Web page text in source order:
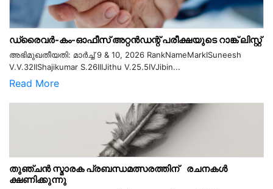
ഡ്രൈവർ-കം-ഓഫീസ് അറ്റൻഡന്റ് പരീക്ഷയുടെ റാങ്ക് ലിസ്റ്റ്
അഭിമുഖതീയതി: മാർച്ച് 9 & 10, 2026 RankNameMarkISuneesh
V.V.32IIShajikumar S.26IIIJithu V.25.5IVJibin...
Read More
തുഞ്ചൻ സ്മാരക പ്രബന്ധമത്സരത്തിന് രചനകൾ
ക്ഷണിക്കുന്നു